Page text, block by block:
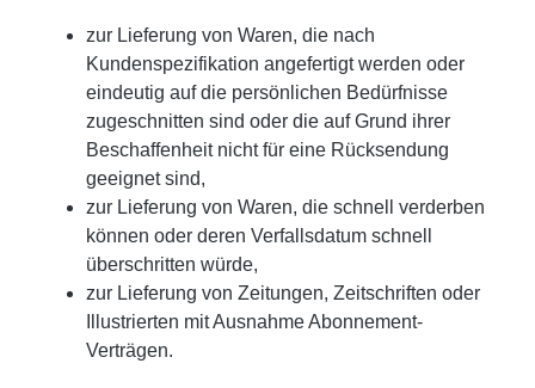
zur Lieferung von Waren, die nach
Kundenspezifikation angefertigt werden oder
eindeutig auf die persönlichen Bedürfnisse
zugeschnitten sind oder die auf Grund ihrer
Beschaffenheit nicht für eine Rücksendung
geeignet sind,
zur Lieferung von Waren, die schnell verderben
können oder deren Verfallsdatum schnell
überschritten würde,
zur Lieferung von Zeitungen, Zeitschriften oder
Illustrierten mit Ausnahme Abonnement-
Verträgen.